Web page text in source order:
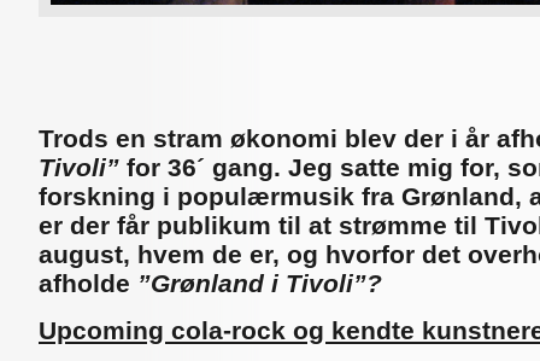
Trods en stram økonomi blev der i år
Tivoli” for 36´ gang. Jeg satte mig for,
forskning i populærmusik fra Grønland,
er der får publikum til at strømme til
august, hvem de er, og hvorfor det
afholde ”Grønland i Tivoli”?
Upcoming cola-rock og kendte